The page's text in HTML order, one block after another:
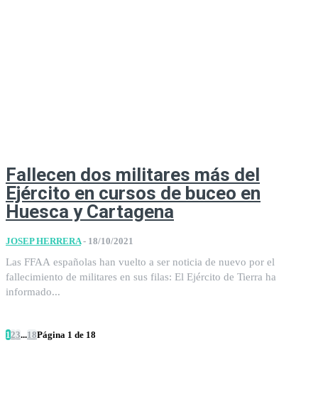
Fallecen dos militares más del
Ejército en cursos de buceo en
Huesca y Cartagena
JOSEP HERRERA - 18/10/2021
Las FFAA españolas han vuelto a ser noticia de nuevo por el
fallecimiento de militares en sus filas: El Ejército de Tierra ha
informado...
1 23...18Página 1 de 18